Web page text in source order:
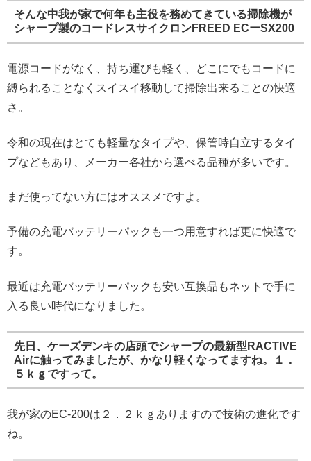
そんな中我が家で何年も主役を務めてきている掃除機が
シャープ製のコードレスサイクロンFREED ECーSX200
電源コードがなく、持ち運びも軽く、どこにでもコードに
縛られることなくスイスイ移動して掃除出来ることの快適
さ。
令和の現在はとても軽量なタイプや、保管時自立するタイ
プなどもあり、メーカー各社から選べる品種が多いです。
まだ使ってない方にはオススメですよ。
予備の充電バッテリーパックも一つ用意すれば更に快適で
す。
最近は充電バッテリーパックも安い互換品もネットで手に
入る良い時代になりました。
先日、ケーズデンキの店頭でシャープの最新型RACTIVE
Airに触ってみましたが、かなり軽くなってますね。１．
５ｋｇですって。
我が家のEC-200は２．２ｋｇありますので技術の進化です
ね。